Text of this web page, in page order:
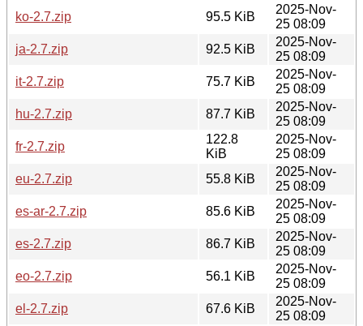
ko-2.7.zip
95.5 KiB
2025-Nov-
25 08:09
ja-2.7.zip
92.5 KiB
2025-Nov-
25 08:09
it-2.7.zip
75.7 KiB
2025-Nov-
25 08:09
hu-2.7.zip
87.7 KiB
2025-Nov-
25 08:09
fr-2.7.zip
122.8
KiB
2025-Nov-
25 08:09
eu-2.7.zip
55.8 KiB
2025-Nov-
25 08:09
es-ar-2.7.zip
85.6 KiB
2025-Nov-
25 08:09
es-2.7.zip
86.7 KiB
2025-Nov-
25 08:09
eo-2.7.zip
56.1 KiB
2025-Nov-
25 08:09
el-2.7.zip
67.6 KiB
2025-Nov-
25 08:09